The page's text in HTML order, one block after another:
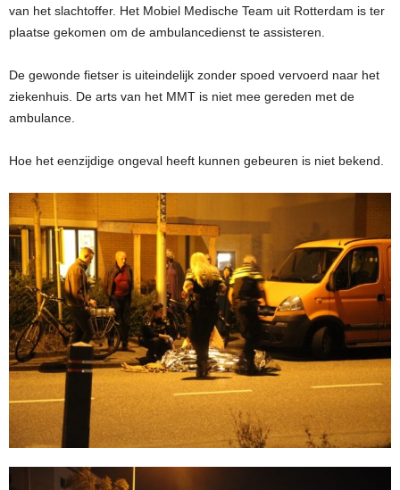
van het slachtoffer. Het Mobiel Medische Team uit Rotterdam is ter
plaatse gekomen om de ambulancedienst te assisteren.
De gewonde fietser is uiteindelijk zonder spoed vervoerd naar het
ziekenhuis. De arts van het MMT is niet mee gereden met de
ambulance.
Hoe het eenzijdige ongeval heeft kunnen gebeuren is niet bekend.